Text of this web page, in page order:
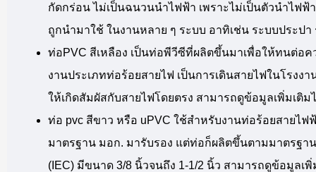
กัดกร่อน ไม่เป็นฉนวนนำไฟฟ้า เพราะไม่เป็นตัวนำไฟฟ้
ถูกนำมาใช้ ในงานหลาย ๆ ระบบ อาทิเช่น ระบบประป
ท่อPVC สีเหลือง เป็นท่อพีวีซีที่ผลิตขึ้นมาเพื่อให้ทนต่อ
งานประเภทท่อร้อยสายไฟ เป็นการเดินสายไฟในโรง
ให้เกิดสัมผัสกับสายไฟโดยตรง สามารถดูข้อมูลเพิ่มเติ
ท่อ pvc สีขาว หรือ uPVC ใช้สำหรับงานท่อร้อยสายไ
มาตรฐาน มอก. มารับรอง แต่ท่อก็ผลิตขึ้นตามมาตรฐา
(IEC) มีขนาด 3/8 นิ้วจนถึง 1-1/2 นิ้ว สามารถดูข้อมูลเ